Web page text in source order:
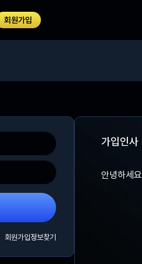
회원가입
회원가입정보찾기
가입인사
안녕하세요